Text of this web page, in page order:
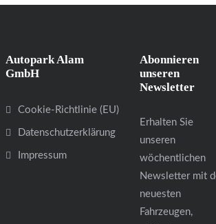
Autopark Alam
GmbH
Cookie-Richtlinie (EU)
Datenschutzerklärung
Impressum
Abonnieren
unseren
Newsletter
Erhalten Sie
unseren
wöchentlichen
Newsletter mit
neuesten
Fahrzeugen,